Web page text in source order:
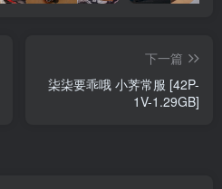
下一篇
柒柒要乖哦 小荠常服 [42P-
1V-1.29GB]